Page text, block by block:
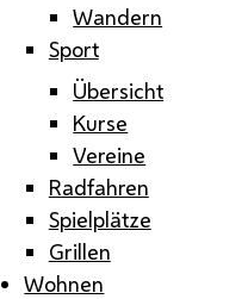
Wandern
Sport
Übersicht
Kurse
Vereine
Radfahren
Spielplätze
Grillen
Wohnen